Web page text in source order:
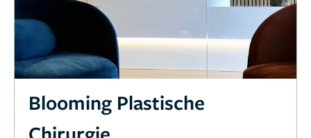
Blooming Plastische